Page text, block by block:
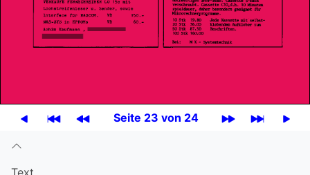
Seite 23 von 24